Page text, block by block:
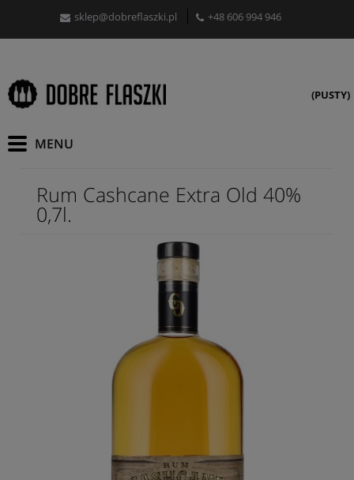
sklep@dobreflaszki.pl +48 606 994 946
(PUSTY)
Rum Cashcane Extra Old 40%
0,7l.